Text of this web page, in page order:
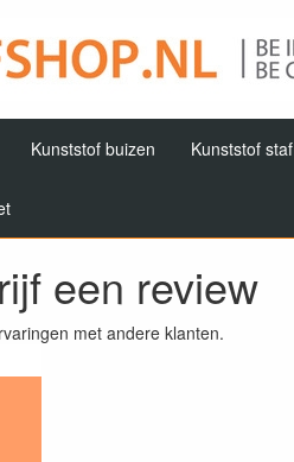
Kunststof buizen Kunststof staf
een review
met andere klanten.